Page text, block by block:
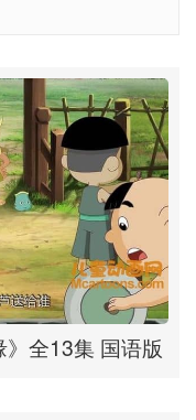
全13集 国语版